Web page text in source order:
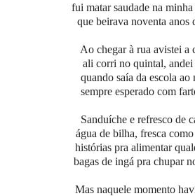
fui matar saudade na
que beirava noventa anos
Ao chegar à rua avistei a
ali corri no quintal, andei
quando saía da escola ao
sempre esperado com
Sanduíche e refresco de
água de bilha, fresca
histórias pra alimentar
bagas de ingá pra chupar
Mas naquele momento